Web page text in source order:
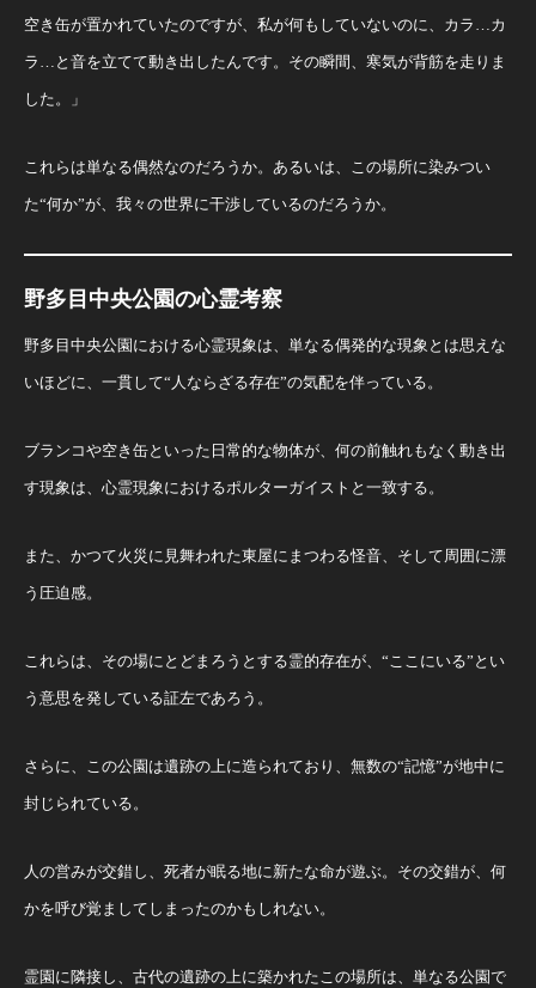
空き缶が置かれていたのですが、私が何もしていないのに、カラ…カ
ラ…と音を立てて動き出したんです。その瞬間、寒気が背筋を走りま
した。」
これらは単なる偶然なのだろうか。あるいは、この場所に染みつい
た“何か”が、我々の世界に干渉しているのだろうか。
野多目中央公園の心霊考察
野多目中央公園における心霊現象は、単なる偶発的な現象とは思えな
いほどに、一貫して“人ならざる存在”の気配を伴っている。
ブランコや空き缶といった日常的な物体が、何の前触れもなく動き出
す現象は、心霊現象におけるポルターガイストと一致する。
また、かつて火災に見舞われた東屋にまつわる怪音、そして周囲に漂
う圧迫感。
これらは、その場にとどまろうとする霊的存在が、“ここにいる”とい
う意思を発している証左であろう。
さらに、この公園は遺跡の上に造られており、無数の“記憶”が地中に
封じられている。
人の営みが交錯し、死者が眠る地に新たな命が遊ぶ。その交錯が、何
かを呼び覚ましてしまったのかもしれない。
霊園に隣接し、古代の遺跡の上に築かれたこの場所は、単なる公園で